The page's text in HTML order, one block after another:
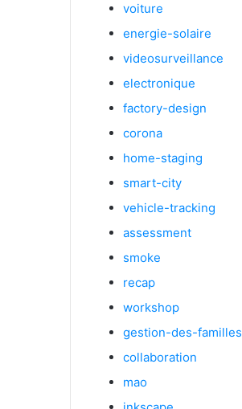
voiture
energie-solaire
videosurveillance
electronique
factory-design
corona
home-staging
smart-city
vehicle-tracking
assessment
smoke
recap
workshop
gestion-des-familles
collaboration
mao